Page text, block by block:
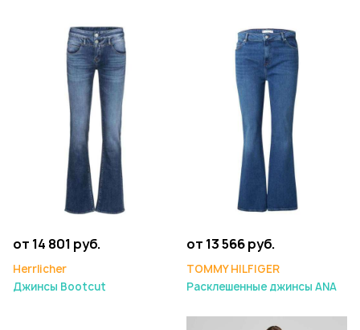
от 14 801 руб.
Herrlicher
Джинсы Bootcut
от 13 566 руб.
TOMMY HILFIGER
Расклешенные джинсы ANA